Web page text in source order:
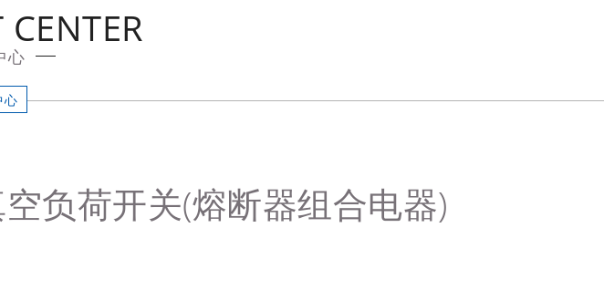
心
心
负荷开关(熔断器组合电器)